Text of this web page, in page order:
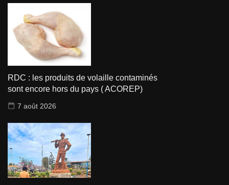
RDC : les produits de volaille contaminés
sont encore hors du pays ( ACOREP)
7 août 2026